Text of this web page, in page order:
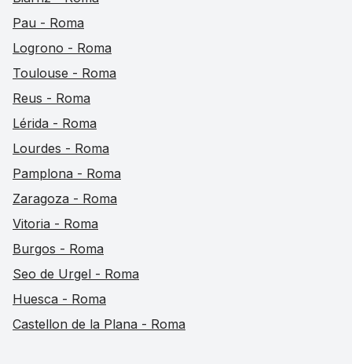
Pau - Roma
Logrono - Roma
Toulouse - Roma
Reus - Roma
Lérida - Roma
Lourdes - Roma
Pamplona - Roma
Zaragoza - Roma
Vitoria - Roma
Burgos - Roma
Seo de Urgel - Roma
Huesca - Roma
Castellon de la Plana - Roma